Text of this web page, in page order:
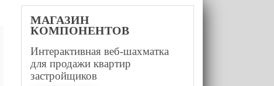
МАГАЗИН
КОМПОНЕНТОВ
Интерактивная веб-шахматка
для продажи квартир
застройщиков